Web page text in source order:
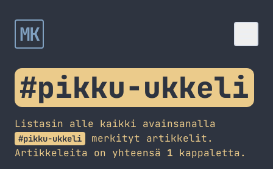
MK
#pikku-ukkeli
Listasin alle kaikki avainsanalla
#pikku-ukkeli
merkityt artikkelit.
Artikkeleita on yhteensä 1 kappaletta.